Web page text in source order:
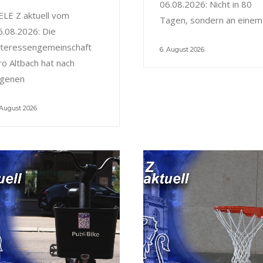
Z aktuell vom
Die
Altbach hat nach
2026
06.08.2026: Nicht in 80
Tagen, sondern an einem
6. August 2026